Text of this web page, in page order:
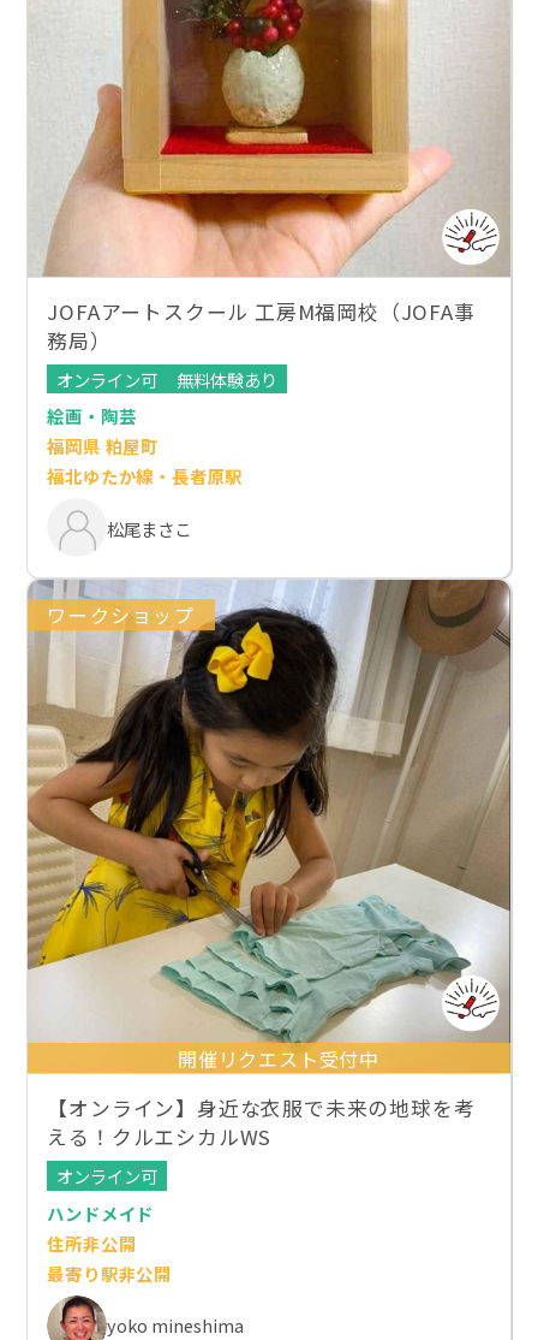
JOFAアートスクール 工房M福岡校（JOFA事
務局）
オンライン可
無料体験あり
絵画・陶芸
福岡県 粕屋町
福北ゆたか線・長者原駅
松尾まさこ
ワークショップ
開催リクエスト受付中
【オンライン】身近な衣服で未来の地球を考
える！クルエシカルWS
オンライン可
ハンドメイド
住所非公開
最寄り駅非公開
yoko mineshima